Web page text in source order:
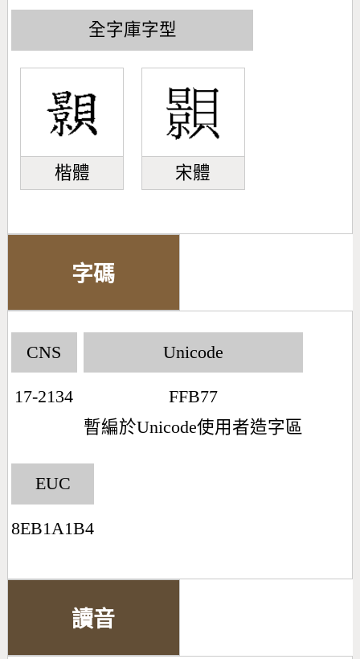
全字庫字型
楷體 宋體
字碼
CNS
17-2134
Unicode
FFB77
暫編於Unicode使用者造字區
EUC
8EB1A1B4
讀音